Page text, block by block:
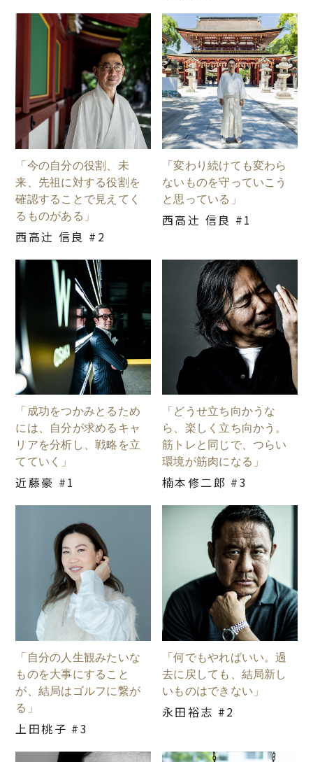
「今の自分の役割、未
来、先祖に対する役割を
確認することで見えてく
るものがある」
西高辻󠄀 信良 #2
「変わり続けても変わら
ないものを守っていこう
と思っている」
西高辻󠄀 信良 #1
「成功をつかみとるため
には、自分が求めるキャ
リアを分析し、戦略を立
てていく」
近藤豪 #1
「どうせ立ち向かうな
ら、楽しく立ち向かう。
筋トレと同じで、つらい
環境が筋肉になる」
楠本修二郎 #3
「自分の人生観みたいな
ものを大事にすること
が、結局はゴルフに繋が
る」
上田桃子 #3
「何でもやればいい。過
去に戻しても、結局新し
いものはできない」
永田裕志 #2